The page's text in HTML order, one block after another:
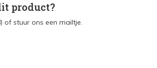
product?
of stuur ons een mailtje.